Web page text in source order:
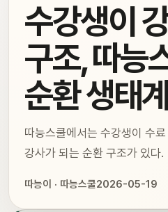
수강생이
구조, 따능
순환 생태계
따능스쿨에서는 수강생이 수
강사가 되는 순환 구조가 있다.
따능이 · 따능스쿨2026-05-19